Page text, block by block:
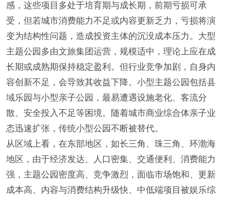
感，这些项目多处于培育期与成长期，前期亏损可承
受，但若城市消费能力不足或内容更新乏力，亏损将演
变为结构性问题，造成投资主体的沉没成本压力。大型
主题公园多由文旅集团运营，规模适中，理论上应在成
长期或成熟期保持稳定盈利。但行业竞争加剧，自身内
容创新不足，会导致其收益下降。小型主题公园包括县
域乐园与小型亲子公园，最易遭遇设施老化、客流分
散、安全投入不足等困境。随着城市商业综合体亲子业
态迅速扩张，传统小型公园不断被替代。
从区域上看，在东部地区，如长三角、珠三角、环渤海
地区，由于经济发达、人口密集、交通便利、消费能力
强，主题公园密度高、竞争激烈，面临市场饱和、更新
成本高、内容与消费结构升级快、中低端项目被娱乐综